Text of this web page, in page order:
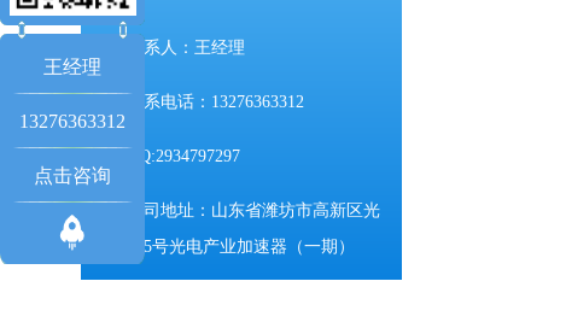
联系人：王经理
联系电话：13276363312
QQ:2934797297
公司地址：山东省潍坊市高新区光
电路155号光电产业加速器（一期）
王经理
13276363312
点击咨询